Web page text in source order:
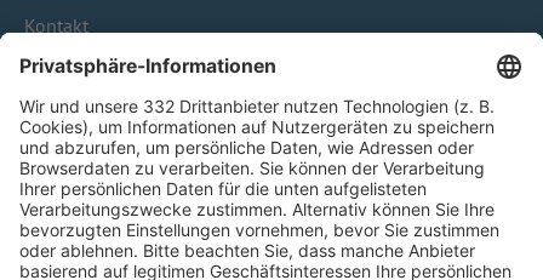
Kontakt
HÄUFIG BESUCHTE SEITEN
Pässe und Vereinswechsel
Trainerausbildung
Schulungsangebot Vereinsmitarbeiter
BFV-Geschäftsstellen